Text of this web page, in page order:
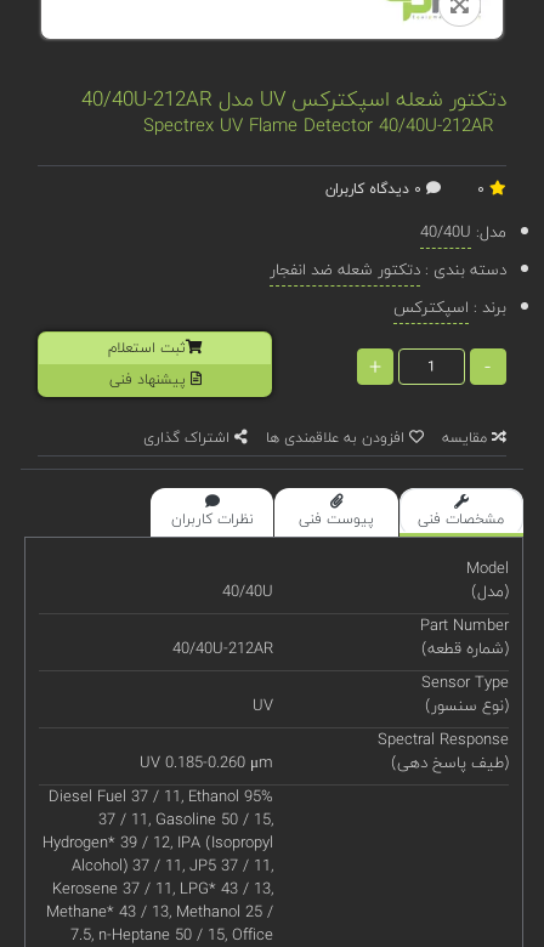
دتکتور شعله اسپکترکس UV مدل 40/40U-212AR
Spectrex UV Flame Detector 40/40U-212AR
مدل: 40/40U
دسته بندی :دتکتور شعله ضد انفجار
برند : اسپکترکس
-
+
ثبت استعلام
پیشنهاد فنی
مقایسه افزودن به علاقمندی ها اشتراک گذاری
مشخصات فنی پیوست فنی نظرات کاربران
Model
(مدل)
40/40U
Part Number
(شماره قطعه)
40/40U-212AR
Sensor Type
(نوع سنسور)
UV
Spectral Response
(طیف پاسخ دهی)
UV 0.185-0.260 μm
Diesel Fuel 37 / 11, Ethanol 95%
37 / 11, Gasoline 50 / 15,
Hydrogen* 39 / 12, IPA (Isopropyl
Alcohol) 37 / 11, JP5 37 / 11,
Kerosene 37 / 11, LPG* 43 / 13,
Methane* 43 / 13, Methanol 25 /
7.5, n-Heptane 50 / 15, Office